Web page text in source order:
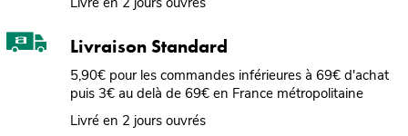
Livraison Standard
5,90€ pour les commandes inférieures à 69€ d'achat
puis 3€ au delà de 69€ en France métropolitaine
Livré en 2 jours ouvrés